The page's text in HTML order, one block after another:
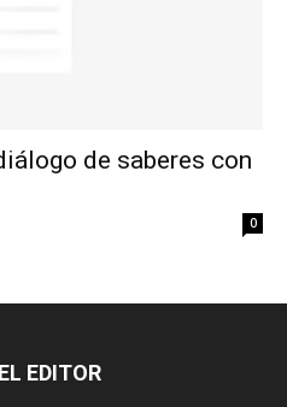
de saberes con
0
EDITOR